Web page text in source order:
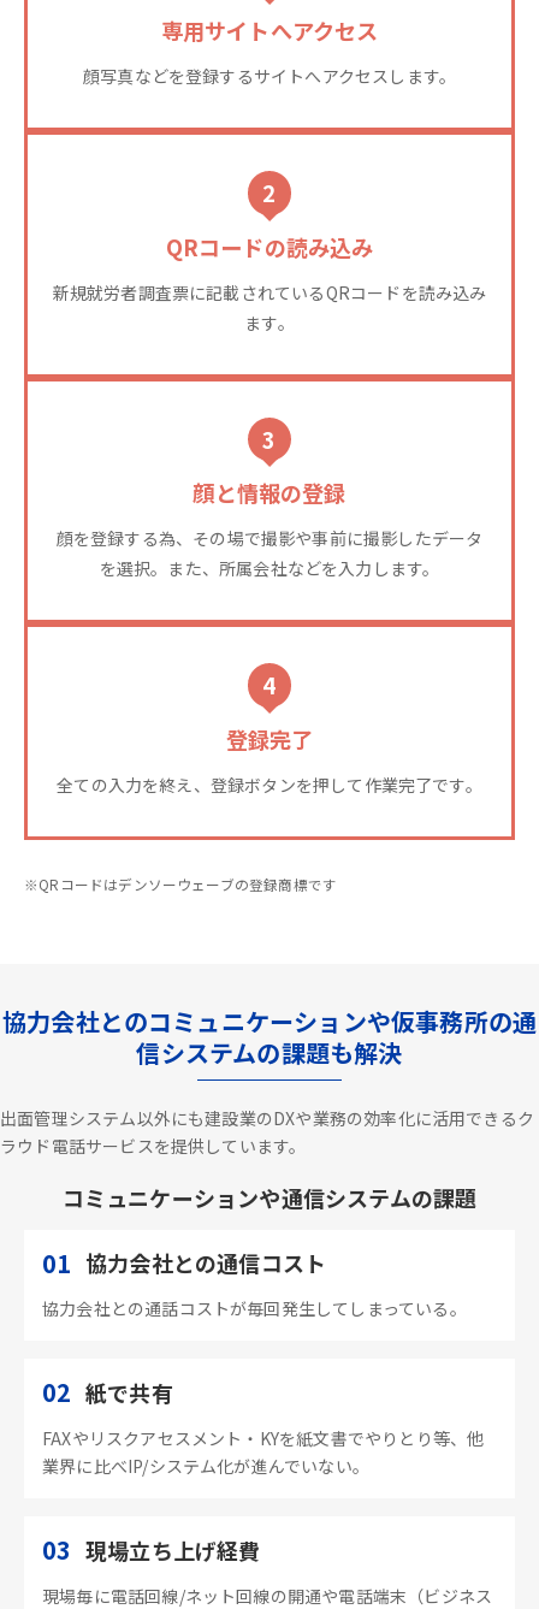
専用サイトへアクセス
顔写真などを登録するサイトへアクセスします。
2
QRコードの読み込み
新規就労者調査票に記載されているQRコードを読み込み
ます。
3
顔と情報の登録
顔を登録する為、その場で撮影や事前に撮影したデータ
を選択。また、所属会社などを入力します。
4
登録完了
全ての入力を終え、登録ボタンを押して作業完了です。
※QRコードはデンソーウェーブの登録商標です
協力会社とのコミュニケーションや仮事務所の通
信システムの課題も解決
出面管理システム以外にも建設業のDXや業務の効率化に活用できるク
ラウド電話サービスを提供しています。
コミュニケーションや通信システムの課題
01 協力会社との通信コスト
協力会社との通話コストが毎回発生してしまっている。
02 紙で共有
FAXやリスクアセスメント・KYを紙文書でやりとり等、他
業界に比べIP/システム化が進んでいない。
03 現場立ち上げ経費
現場毎に電話回線/ネット回線の開通や電話端末（ビジネス